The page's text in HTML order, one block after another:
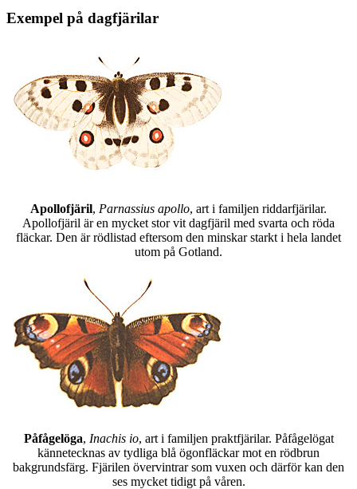
Exempel på dagfjärilar
Apollofjäril, Parnassius apollo, art i familjen riddarfjärilar.
Apollofjäril är en mycket stor vit dagfjäril med svarta och röda
fläckar. Den är rödlistad eftersom den minskar starkt i hela landet
utom på Gotland.
Påfågelöga, Inachis io, art i familjen praktfjärilar. Påfågelögat
kännetecknas av tydliga blå ögonfläckar mot en rödbrun
bakgrundsfärg. Fjärilen övervintrar som vuxen och därför kan den
ses mycket tidigt på våren.